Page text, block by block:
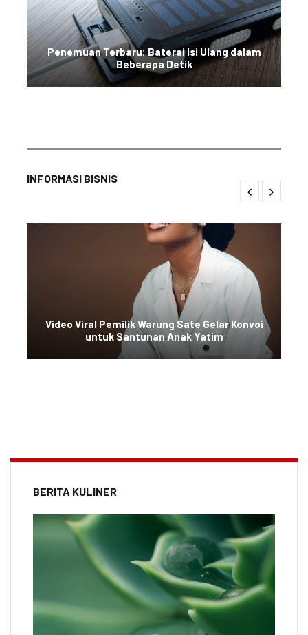
Penemuan Terbaru: Baterai Isi Ulang dalam
Beberapa Detik
INFORMASI BISNIS
Video Viral Pemilik Warung Sate Gelar Konvoi
untuk Santunan Anak Yatim
BERITA KULINER